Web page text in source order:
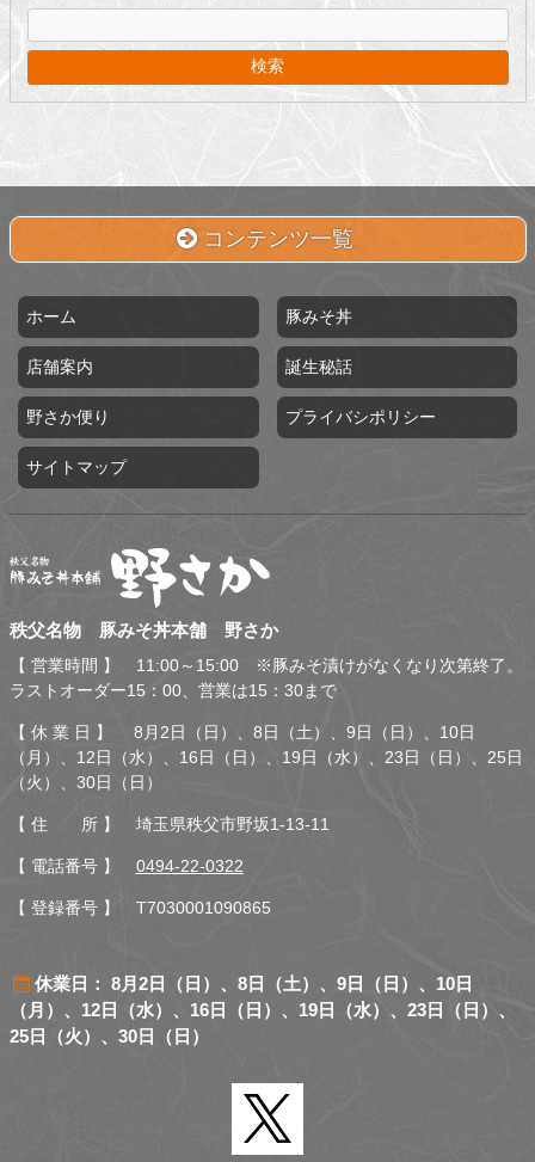
ブ
コンテンツ一覧
ホーム 豚みそ丼
店舗案内 誕生秘話
野さか便り プライバシポリシー
サイトマップ
秩父名物 豚みそ丼本舗 野
秩父名物 豚みそ丼本舗 野さか
【 営業時間 】 11:00～15:00 ※豚みそ漬けがなくなり次第終了。
ラストオーダー15：00、営業は15：30まで
【 休 業 日 】 8月2日（日）、8日（土）、9日（日）、10日
（月）、12日（水）、16日（日）、19日（水）、23日（日）、25日
（火）、30日（日）
【 住 所 】 埼玉県秩父市野坂1-13-11
【 電話番号 】 0494-22-0322
【 登録番号 】 T7030001090865
休業日： 8月2日（日）、8日（土）、9日（日）、10日
（月）、12日（水）、16日（日）、19日（水）、23日（日）、
25日（火）、30日（日）